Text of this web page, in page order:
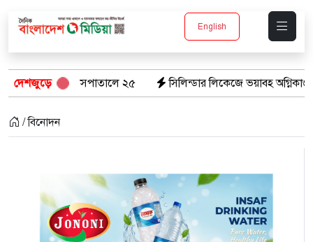
English
দেশজুড়ে
২৫ সিলিন্ডার লিকেজে ভয়াবহ অগ্নিকাণ্ড: দগ্ধ ৩ জনের
/ বিনোদন